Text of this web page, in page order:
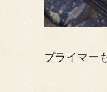
プライマー